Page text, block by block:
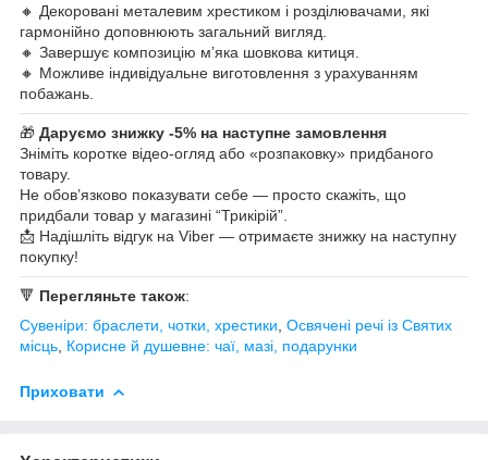
🔸 Декоровані металевим хрестиком і розділювачами, які
гармонійно доповнюють загальний вигляд.
🔸 Завершує композицію м’яка шовкова китиця.
🔸 Можливе індивідуальне виготовлення з урахуванням
побажань.
🎁 Даруємо знижку -5% на наступне замовлення
Зніміть коротке відео-огляд або «розпаковку» придбаного
товару.
Не обов’язково показувати себе — просто скажіть, що
придбали товар у магазині “Трикірій”.
📩 Надішліть відгук на Viber — отримаєте знижку на наступну
покупку!
🔻 Перегляньте також:
Сувеніри: браслети, чотки, хрестики Освячені речі із Святих
місць Корисне й душевне: чаї, мазі, подарунки
Приховати